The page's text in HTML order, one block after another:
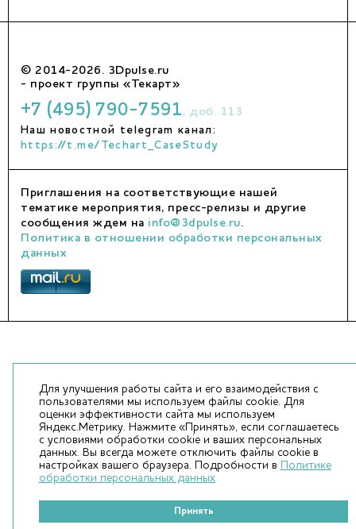
© 2014-2026. 3Dpulse.ru
- проект группы «Текарт»
+7 (495) 790-7591 , доб. 113
Наш новостной telegram канал:
https://t.me/Techart_CaseStudy
Приглашения на соответствующие нашей
тематике мероприятия, пресс-релизы и другие
сообщения ждем на info@3dpulse.ru.
Политика в отношении обработки персональных
данных
Для улучшения работы сайта и его взаимодействия с
пользователями мы используем файлы cookie. Для
оценки эффективности сайта мы используем
Яндекс.Метрику. Нажмите «Принять», если соглашаетесь
с условиями обработки cookie и ваших персональных
данных. Вы всегда можете отключить файлы cookie в
настройках вашего браузера. Подробности в
Политике
обработки персональных данных
Принять